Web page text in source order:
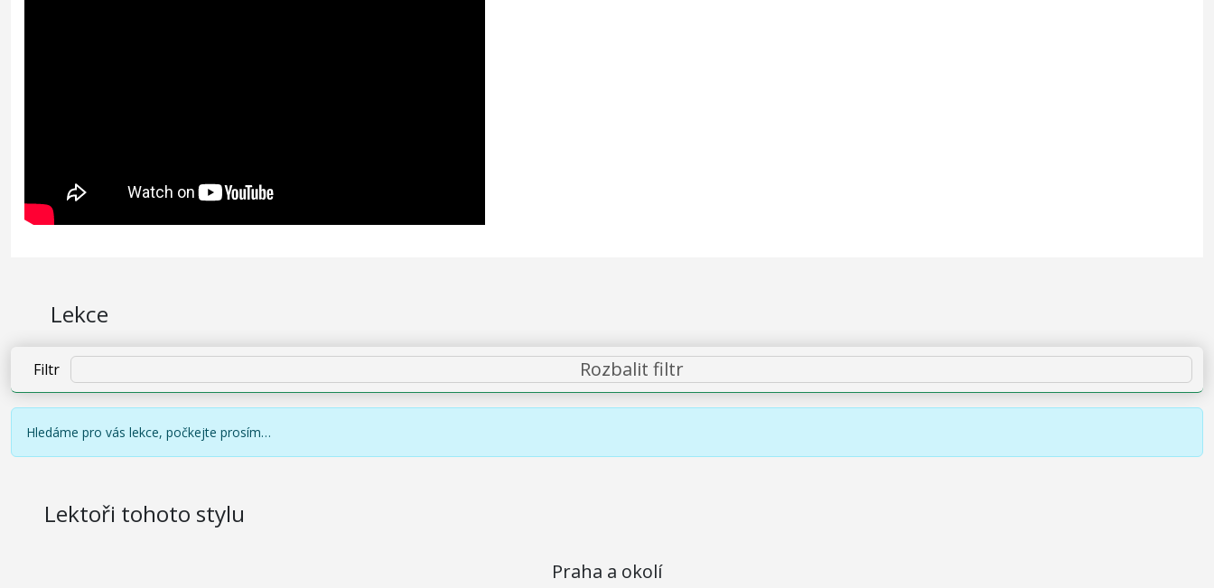
Lekce
Filtr Rozbalit filtr
Hledáme pro vás lekce, počkejte prosím…
Lektoři tohoto stylu
Praha a okolí